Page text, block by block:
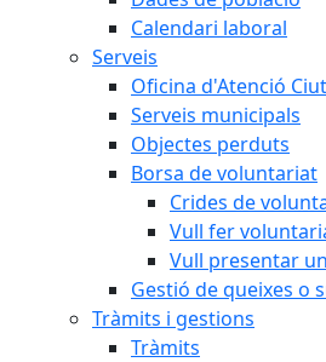
Calendari laboral
Serveis
Oficina d'Atenció
Serveis municipals
Objectes perduts
Borsa de voluntariat
Crides de
Vull fer
Vull presentar
Gestió de queixes o
Tràmits i gestions
Tràmits